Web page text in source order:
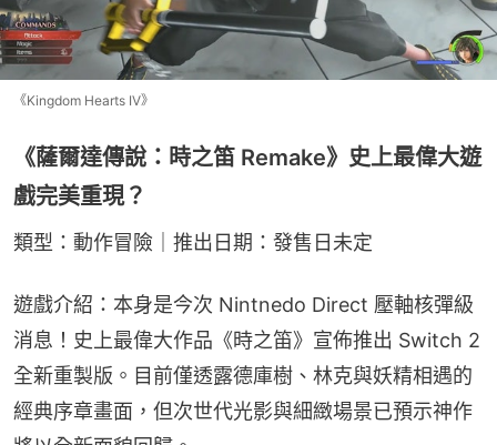
《Kingdom Hearts IV》
《薩爾達傳說：時之笛 Remake》史上最偉大遊
戲完美重現？
類型：動作冒險｜推出日期：發售日未定
遊戲介紹：本身是今次 Nintnedo Direct 壓軸核彈級
消息！史上最偉大作品《時之笛》宣佈推出 Switch 2
全新重製版。目前僅透露德庫樹、林克與妖精相遇的
經典序章畫面，但次世代光影與細緻場景已預示神作